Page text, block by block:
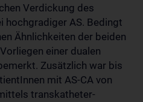
Verdickung des
hochgradiger AS. Bedingt
Ähnlichkeiten der beiden
einer dualen
Zusätzlich war bis
mit AS-CA von
transkatheter-